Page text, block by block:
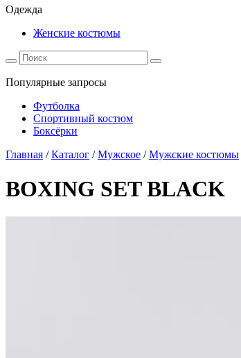
Одежда
Женские костюмы
Популярные запросы
Футболка
Спортивный костюм
Боксёрки
Главная / Каталог / Мужское / Мужские костюмы
BOXING SET BLACK